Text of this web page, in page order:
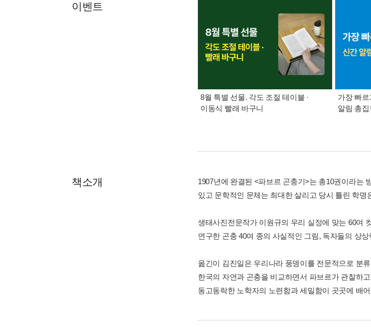
이벤트
8월 특별 선물. 각도 조절 테이블 ·
이동식 빨래 바구니
가장 빠
알림 총집
책소개
1907년에 완결된 <파브르 곤충기>는 총10권이라는
있고 문학적인 문체는 최대한 살리고 당시 틀린 학
생태사진전문작가 이원규의 우리 실정에 맞는 60여
연구한 곤충 40여 종의 사실적인 그림, 독자들의 상
옮긴이 김진일은 우리나라 풍뎅이를 전문적으로 분
한국의 자연과 곤충을 비교하면서 파브르가 관찰하
동고동락한 노학자의 노련함과 세밀함이 곳곳에 배